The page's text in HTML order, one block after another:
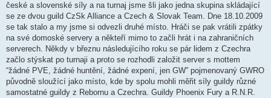
české a slovenské síly a na turnaj jsme šli jako jedna skupina skládající
se ze dvou guild CzSk Alliance a Czech & Slovak Team. Dne 18.10.2009
se tak stalo a my jsme si odvezli druhé místo. Hráči se pak vrátili zpátky
na své domoské servery a někteří mimo to začli hrát i na zahraničních
serverech. Někdy v březnu následujícího roku se pár lidem z Czechra
začlo stýskat po turnaji a proto se rozhodli založit server s mottem
“žádné PVE, žádné huntění, žádné expení, jen GW” pojmenovaný GWRO
původně sloužící jako místo, kde by spolu mohli měřit síly guildy různé
samostatné guildy z Rebornu a Czechra. Guildy Phoenix Fury a R.N.R.